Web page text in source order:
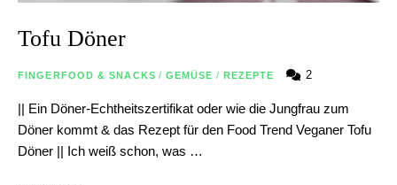
Tofu Döner
FINGERFOOD & SNACKS / GEMÜSE / REZEPTE 2
|| Ein Döner-Echtheitszertifikat oder wie die Jungfrau zum
Döner kommt & das Rezept für den Food Trend Veganer Tofu
Döner || Ich weiß schon, was …